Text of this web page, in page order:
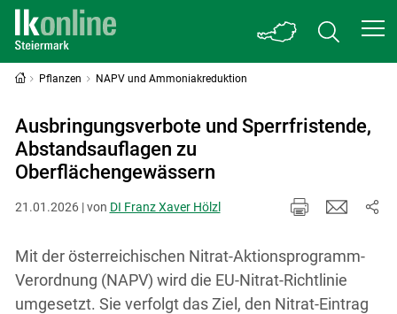
Pflanzen NAPV und Ammoniakreduktion
Ausbringungsverbote und Sperrfristende,
Abstandsauflagen zu
Oberflächengewässern
21.01.2026 | von DI Franz Xaver Hölzl
Mit der österreichischen Nitrat-Aktionsprogramm-
Verordnung (NAPV) wird die EU-Nitrat-Richtlinie
umgesetzt. Sie verfolgt das Ziel, den Nitrat-Eintrag